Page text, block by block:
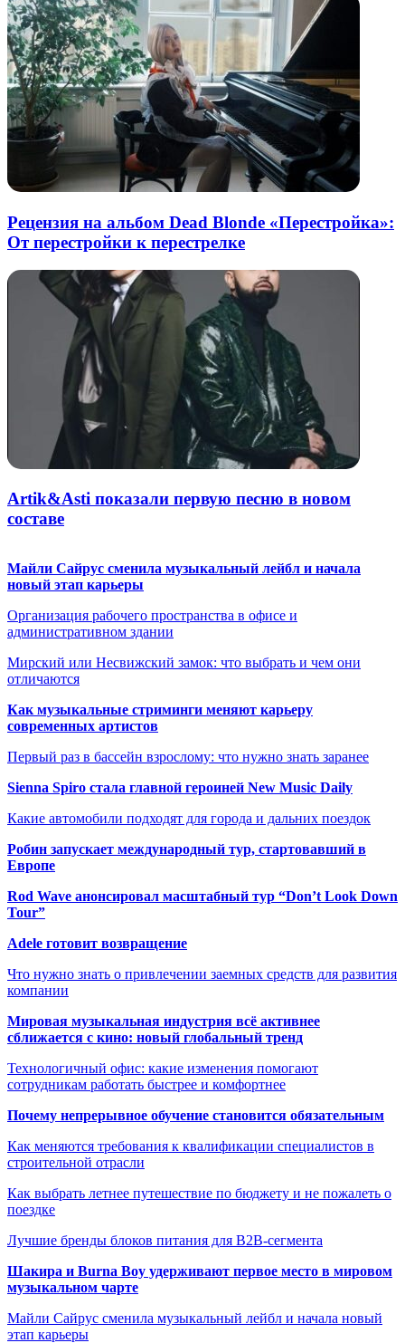
Рецензия на альбом Dead Blonde «Перестройка»:
От перестройки к перестрелке
Artik&Asti показали первую песню в новом
составе
Майли Сайрус сменила музыкальный лейбл и начала
новый этап карьеры
Организация рабочего пространства в офисе и
административном здании
Мирский или Несвижский замок: что выбрать и чем они
отличаются
Как музыкальные стриминги меняют карьеру
современных артистов
Первый раз в бассейн взрослому: что нужно знать заранее
Sienna Spiro стала главной героиней New Music Daily
Какие автомобили подходят для города и дальних поездок
Робин запускает международный тур, стартовавший в
Европе
Rod Wave анонсировал масштабный тур “Don’t Look Down
Tour”
Adele готовит возвращение
Что нужно знать о привлечении заемных средств для развития
компании
Мировая музыкальная индустрия всё активнее
сближается с кино: новый глобальный тренд
Технологичный офис: какие изменения помогают
сотрудникам работать быстрее и комфортнее
Почему непрерывное обучение становится обязательным
Как меняются требования к квалификации специалистов в
строительной отрасли
Как выбрать летнее путешествие по бюджету и не пожалеть о
поездке
Лучшие бренды блоков питания для B2B-сегмента
Шакира и Burna Boy удерживают первое место в мировом
музыкальном чарте
Майли Сайрус сменила музыкальный лейбл и начала новый
этап карьеры